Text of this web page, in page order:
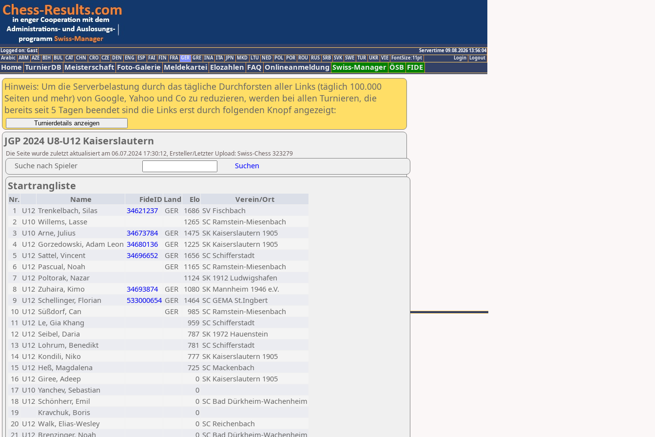
Logged on: Gast
Servertime 09.08.2026 13:56:04
Logout
Login
Arabic ARM AZE BIH BUL CAT CHN CRO CZE DEN ENG ESP FAI FIN FRA GER GRE INA ITA JPN MKD LTU NED POL POR ROU RUS SRB SVK SWE TUR UKR VIE FontSize:11pt
Home TurnierDB Meisterschaft Foto-Galerie Meldekartei Elozahlen FAQ Onlineanmeldung Swiss-Manager ÖSB FIDE
Hinweis: Um die Serverbelastung durch das tägliche Durchforsten aller Links (täglich 100.000
Seiten und mehr) von Google, Yahoo und Co zu reduzieren, werden bei allen Turnieren, die
bereits seit 5 Tagen beendet sind die Links erst durch folgenden Knopf angezeigt:
JGP 2024 U8-U12 Kaiserslautern
Die Seite wurde zuletzt aktualisiert am 06.07.2024 17:30:12, Ersteller/Letzter Upload: Swiss-Chess 323279
Suche nach Spieler Suchen
Startrangliste
Nr. Name FideID Land Elo
Verein/Ort
1
U12 Trenkelbach, Silas 34621237 GER 1686 SV Fischbach
2
U10 Willems, Lasse 1265 SC Ramstein-Miesenbach
3
U10 Arne, Julius 34673784 GER 1475 SK Kaiserslautern 1905
4
U12 Gorzedowski, Adam Leon 34680136 GER 1225 SK Kaiserslautern 1905
5
U12 Sattel, Vincent 34696652 GER 1656 SC Schifferstadt
6
U12 Pascual, Noah GER 1165 SC Ramstein-Miesenbach
7
U12 Poltorak, Nazar 1124 SK 1912 Ludwigshafen
8
U12 Zuhaira, Kimo 34693874 GER 1080 SK Mannheim 1946 e.V.
9
U12 Schellinger, Florian 533000654 GER 1464 SC GEMA St.Ingbert
10 U12 Süßdorf, Can GER 985 SC Ramstein-Miesenbach
11 U12 Le, Gia Khang 959 SC Schifferstadt
12 U12 Seibel, Daria 787 SK 1972 Hauenstein
13 U12 Lohrum, Benedikt 781 SC Schifferstadt
14 U12 Kondili, Niko 777 SK Kaiserslautern 1905
15 U12 Heß, Magdalena 725 SC Mackenbach
16 U12 Giree, Adeep 0 SK Kaiserslautern 1905
17 U10 Yanchev, Sebastian
0
18 U12 Schönherr, Emil 0 SC Bad Dürkheim-Wachenheim
19
Kravchuk, Boris
0
20 U12 Walk, Elias-Wesley 0 SC Reichenbach
21 U12 Brenzinger, Noah 0 SC Bad Dürkheim-Wachenheim